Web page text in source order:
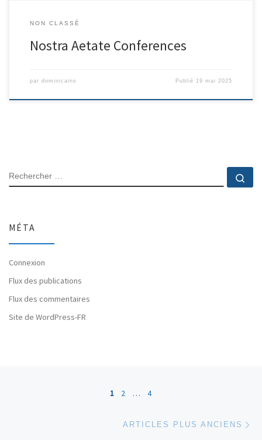
NON CLASSÉ
Nostra Aetate Conferences
par dominicains Publié 19 mai 2025
RECHERCHER
MÉTA
Connexion
Flux des publications
Flux des commentaires
Site de WordPress-FR
Navigation dans les articles
1 2 … 4
ARTICLES PLUS ANCIENS